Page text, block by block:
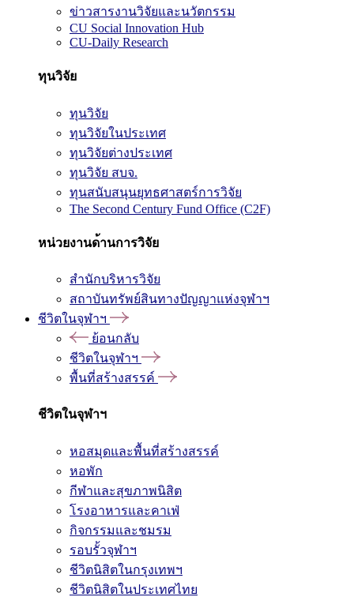
ข่าวสารงานวิจัยและนวัตกรรม
CU Social Innovation Hub
CU-Daily Research
ทุนวิจัย
ทุนวิจัย
ทุนวิจัยในประเทศ
ทุนวิจัยต่างประเทศ
ทุนวิจัย สบจ.
ทุนสนับสนุนยุทธศาสตร์การวิจัย
The Second Century Fund Office (C2F)
หน่วยงานด้านการวิจัย
สำนักบริหารวิจัย
สถาบันทรัพย์สินทางปัญญาแห่งจุฬาฯ
ชีวิตในจุฬาฯ
ย้อนกลับ
ชีวิตในจุฬาฯ
พื้นที่สร้างสรรค์
ชีวิตในจุฬาฯ
หอสมุดและพื้นที่สร้างสรรค์
หอพัก
กีฬาและสุขภาพนิสิต
โรงอาหารและคาเฟ่
กิจกรรมและชมรม
รอบรั้วจุฬาฯ
ชีวิตนิสิตในกรุงเทพฯ
ชีวิตนิสิตในประเทศไทย